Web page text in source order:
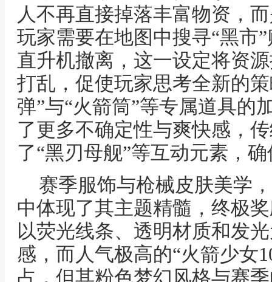
人不再直接掉落丰富物资，
玩家需要在地图中搜寻“黑市
直升机撤离，这一设定将资
打乱，促使玩家思考全新的
弹”与“火箭筒”等专属道具的
了更多不确定性与爽快感，
了“黑刃母舰”等互动元素，
赛季服饰与枪械皮肤美学
中体现了其主题精髓，终极
以荧光线条、透明材质和发
感，而人气极高的“火箭少女
占，但其粉色梦幻风格与赛